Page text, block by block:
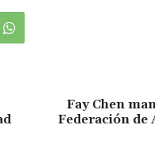
Fay Chen
Federación de